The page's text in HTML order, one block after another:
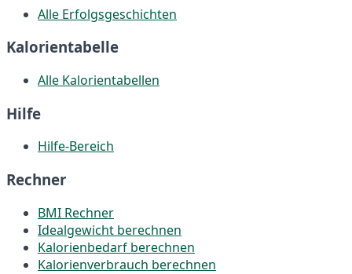
Alle Erfolgsgeschichten
Kalorientabelle
Alle Kalorientabellen
Hilfe
Hilfe-Bereich
Rechner
BMI Rechner
Idealgewicht berechnen
Kalorienbedarf berechnen
Kalorienverbrauch berechnen